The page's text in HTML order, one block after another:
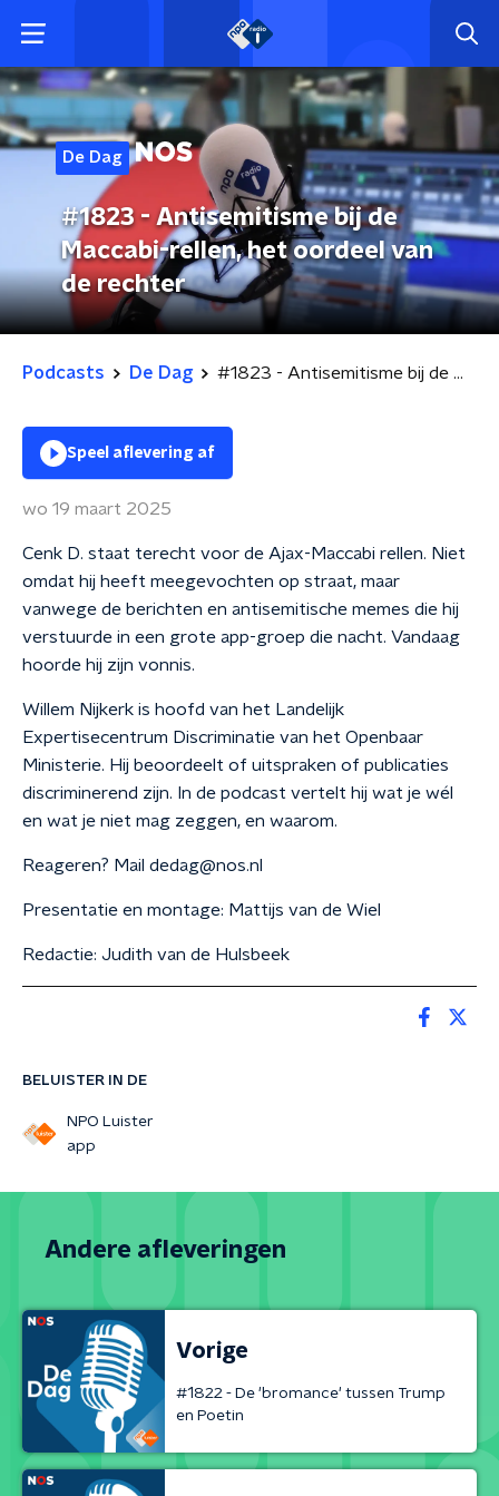
De Dag
#1823 - Antisemitisme bij de
Maccabi-rellen, het oordeel van
de rechter
Podcasts De Dag #1823 - Antisemitisme bij de Maccabi-rellen, het oordeel van de rechter
BELUISTER IN DE
NPO Luister
app
Speel aflevering af
wo 19 maart 2025
Cenk D. staat terecht voor de Ajax-Maccabi rellen. Niet
omdat hij heeft meegevochten op straat, maar
vanwege de berichten en antisemitische memes die hij
verstuurde in een grote app-groep die nacht. Vandaag
hoorde hij zijn vonnis.
Willem Nijkerk is hoofd van het Landelijk
Expertisecentrum Discriminatie van het Openbaar
Ministerie. Hij beoordeelt of uitspraken of publicaties
discriminerend zijn. In de podcast vertelt hij wat je wél
en wat je niet mag zeggen, en waarom.
Reageren? Mail dedag@nos.nl
Presentatie en montage: Mattijs van de Wiel
Redactie: Judith van de Hulsbeek
Andere afleveringen
Vorige
#1822 - De 'bromance' tussen Trump
en Poetin